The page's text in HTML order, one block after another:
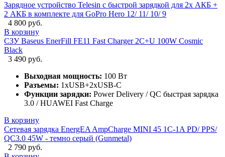
Зарядное устройство Telesin с быстрой зарядкой для 2х АКБ +
2 АКБ в комплекте для GoPro Hero 12/ 11/ 10/ 9
4 800 руб.
В корзину
СЗУ Baseus EnerFill FE11 Fast Charger 2C+U 100W Cosmic
Black
3 490 руб.
Выходная мощность: 100 Вт
Разъемы: 1xUSB+2xUSB-C
Функции зарядки: Power Delivery / QC быстрая зарядка
3.0 / HUAWEI Fast Charge
В корзину
Сетевая зарядка EnergEA AmpCharge MINI 45 1C-1A PD/ PPS/
QC3.0 45W - темно серый (Gunmetal)
2 790 руб.